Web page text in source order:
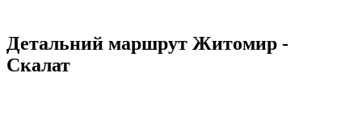
Детальний маршрут Житомир -
Скалат